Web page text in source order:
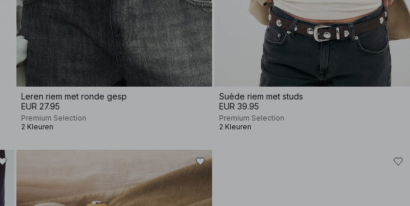
Leren riem met ronde gesp
EUR 27.95
Premium Selection
2 Kleuren
Suède riem met studs
EUR 39.95
Premium Selection
2 Kleuren